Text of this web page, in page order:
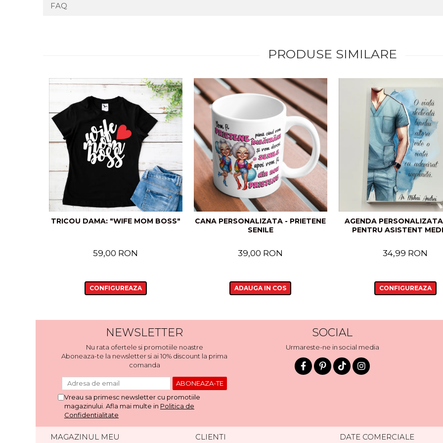
FAQ
PRODUSE SIMILARE
TRICOU DAMA: "WIFE MOM BOSS"
59,00 RON
CONFIGUREAZA
CANA PERSONALIZATA - PRIETENE
SENILE
39,00 RON
ADAUGA IN COS
AGENDA
PENTRU ASISTENT
34,99 RON
CONFIGUREAZA
NEWSLETTER
Nu rata ofertele si promotiile noastre
Aboneaza-te la newsletter si ai 10% discount la prima
comanda
Vreau sa primesc newsletter cu promotiile
magazinului. Afla mai multe in Politica de
Confidentialitate
SOCIAL
Urmareste-ne in social media
MAGAZINUL MEU CLIENTI DATE COMERCIALE